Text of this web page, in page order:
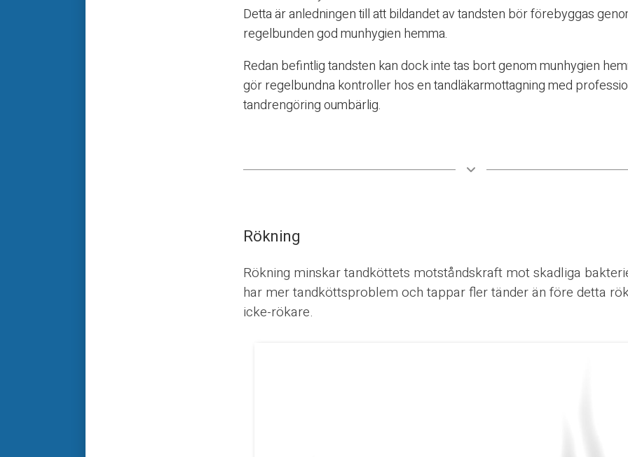
Detta är anledningen till att bildandet av tandsten bör förebyggas
regelbunden god munhygien hemma.
Redan befintlig tandsten kan dock inte tas bort genom munhygien
gör regelbundna kontroller hos en tandläkarmottagning med
tandrengöring oumbärlig.
Rökning
Rökning minskar tandköttets motståndskraft mot skadliga
har mer tandköttsproblem och tappar fler tänder än före detta
icke-rökare.